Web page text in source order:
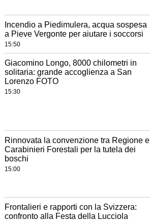
Incendio a Piedimulera, acqua sospesa
a Pieve Vergonte per aiutare i soccorsi
15:50
Giacomino Longo, 8000 chilometri in
solitaria: grande accoglienza a San
Lorenzo FOTO
15:30
Rinnovata la convenzione tra Regione e
Carabinieri Forestali per la tutela dei
boschi
15:00
Frontalieri e rapporti con la Svizzera:
confronto alla Festa della Lucciola